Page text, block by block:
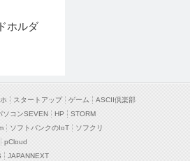
ホルダ
スタートアップ ゲーム
ASCII倶楽部
ソコンSEVEN HP
STORM
ソフトバンクのIoT
ソフクリ
pCloud
JAPANNEXT